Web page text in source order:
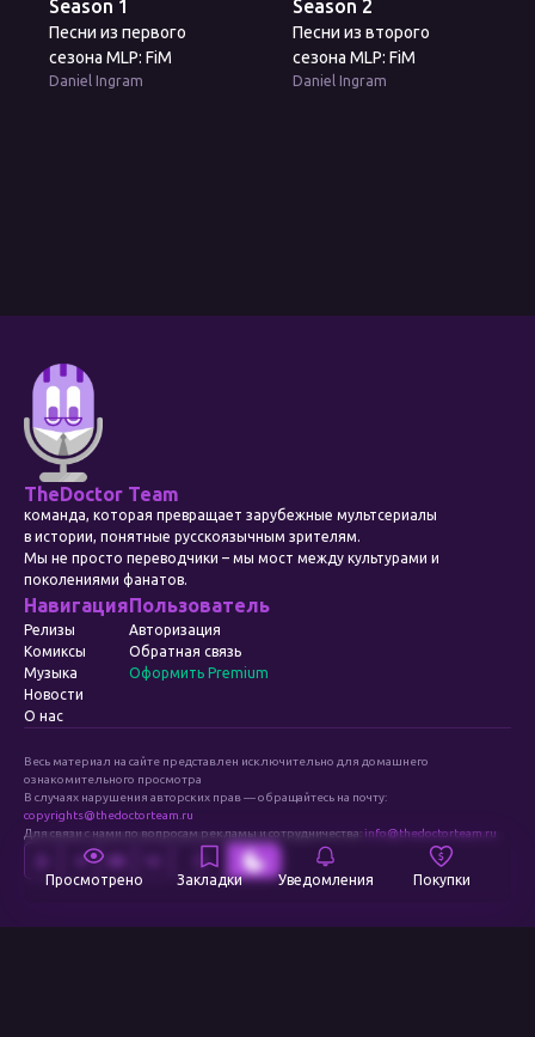
Season 1
Песни из первого
сезона MLP: FiM
Daniel Ingram
Season 2
Песни из второго
сезона MLP: FiM
Daniel Ingram
TheDoctor Team
команда, которая превращает зарубежные мультсериалы
в истории, понятные русскоязычным зрителям.
Мы не просто переводчики – мы мост между культурами и
поколениями фанатов.
Навигация
Релизы
Комиксы
Музыка
Новости
О нас
Пользователь
Авторизация
Обратная связь
Оформить Premium
Весь материал на сайте представлен исключительно для домашнего
ознакомительного просмотра
В случаях нарушения авторских прав — обращайтесь на почту:
copyrights@thedoctorteam.ru
Для связи с нами по вопросам рекламы и сотрудничества: info@thedoctorteam.ru
Просмотрено Закладки Уведомления Покупки